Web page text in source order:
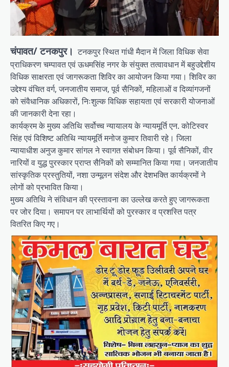
चंपावत/ टनकपुर। टनकपुर स्थित गांधी मैदान में जिला विधिक सेवा
प्राधिकरण चम्पावत एवं ऊधमसिंह नगर के संयुक्त तत्वावधान में बहुउद्देशीय
विधिक साक्षरता एवं जागरूकता शिविर का आयोजन किया गया। शिविर का
उद्देश्य वंचित वर्ग, जनजातीय समाज, पूर्व सैनिकों, महिलाओं व दिव्यांगजनों
को संवैधानिक अधिकारों, निःशुल्क विधिक सहायता एवं सरकारी योजनाओं
की जानकारी देना रहा।
कार्यक्रम के मुख्य अतिथि सर्वोच्च न्यायालय के न्यायमूर्ति एन. कोटिस्वर
सिंह एवं विशिष्ट अतिथि न्यायमूर्ति मनोज कुमार तिवारी रहे। जिला
न्यायाधीश अनुज कुमार सांगल ने स्वागत संबोधन किया। पूर्व सैनिकों, वीर
नारियों व युद्ध पुरस्कार प्राप्त सैनिकों को सम्मानित किया गया। जनजातीय
सांस्कृतिक प्रस्तुतियों, नशा उन्मूलन संदेश और देशभक्ति कार्यक्रमों ने
लोगों को प्रभावित किया।
मुख्य अतिथि ने संविधान की प्रस्तावना का उल्लेख करते हुए जागरूकता
पर जोर दिया। समापन पर लाभार्थियों को पुरस्कार व प्रशस्ति पत्र
वितरित किए गए।